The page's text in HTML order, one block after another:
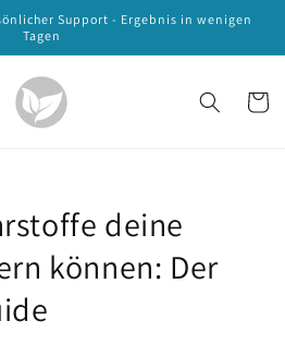
Support - Ergebnis in wenigen
Tagen
deine
können: Der